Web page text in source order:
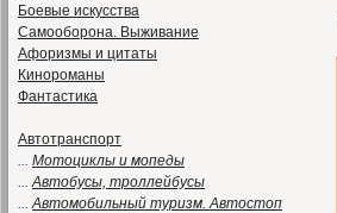
Боевые искусства
Самооборона. Выживание
Афоризмы и цитаты
Кинороманы
Фантастика
Автотранспорт
... Мотоциклы и мопеды
...Автобусы, троллейбусы
...Автомобильный туризм. Автостоп